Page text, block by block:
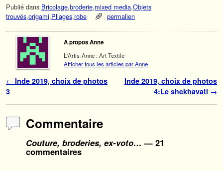
Publié dans Bricolage,broderie,mixed media,Objets
trouvés,origami,Pliages,robe permalien
A propos Anne
L'Artis-Anne : Art Textile
Afficher tous les articles par Anne
Navigation des articles
← Inde 2019, choix de photos
3
Inde 2019, choix de photos
4:Le shekhavati →
Commentaire
Couture, broderies, ex-voto… — 21
commentaires